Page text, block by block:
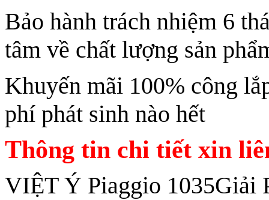
Bảo hành trách nhiệm 6
tâm về chất lượng sản
Khuyến mãi 100% công
phí phát sinh nào hết
Thông tin chi tiết xin
VIỆT Ý Piaggio 1035Giải